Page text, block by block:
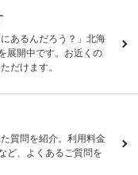
あるんだろう？」北海
展開中です。お近くの
だけます。
質問を紹介。利用料金
ど、よくあるご質問を